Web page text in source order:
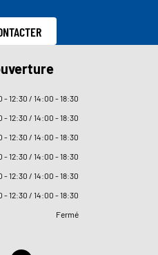
- 12:30 / 14:00 - 18:30
- 12:30 / 14:00 - 18:30
- 12:30 / 14:00 - 18:30
- 12:30 / 14:00 - 18:30
- 12:30 / 14:00 - 18:30
- 12:30 / 14:00 - 18:30
Fermé